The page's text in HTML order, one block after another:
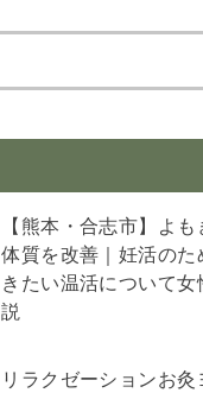
索:
【熊本・合志市】よ
体質を改善｜妊活のた
きたい温活について
説
リラクゼーションお灸